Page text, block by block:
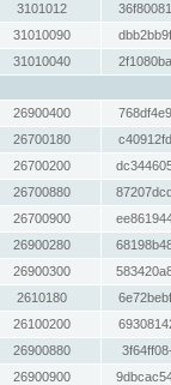
3101012
31010090
31010040
26900400
26700180
26700200
26700880
26700900
26900280
26900300
2610180
26100200
26900880
26900900